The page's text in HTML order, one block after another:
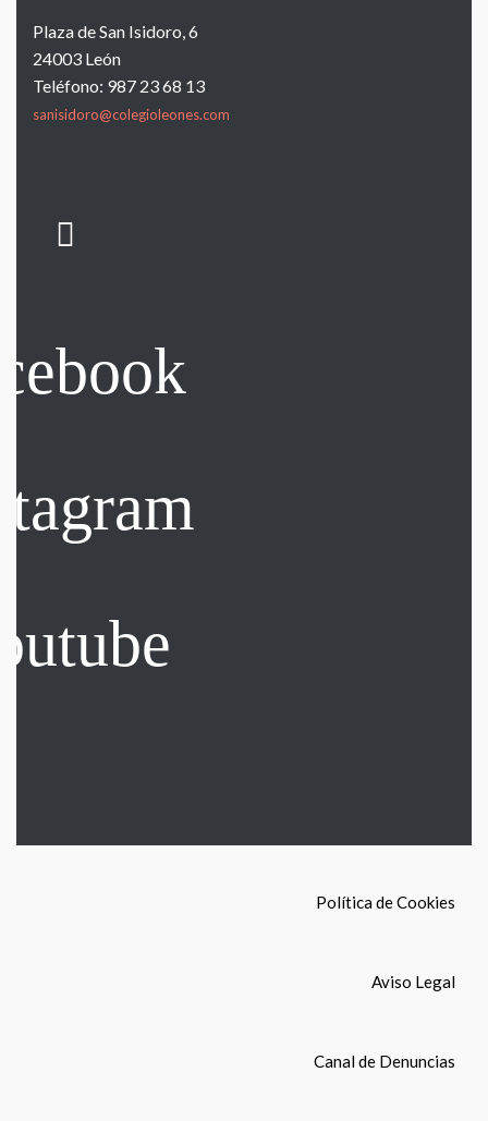
Plaza de San Isidoro, 6
24003 León
Teléfono: 987 23 68 13
sanisidoro@colegioleones.com
Política de Cookies
Aviso Legal
Canal de Denuncias